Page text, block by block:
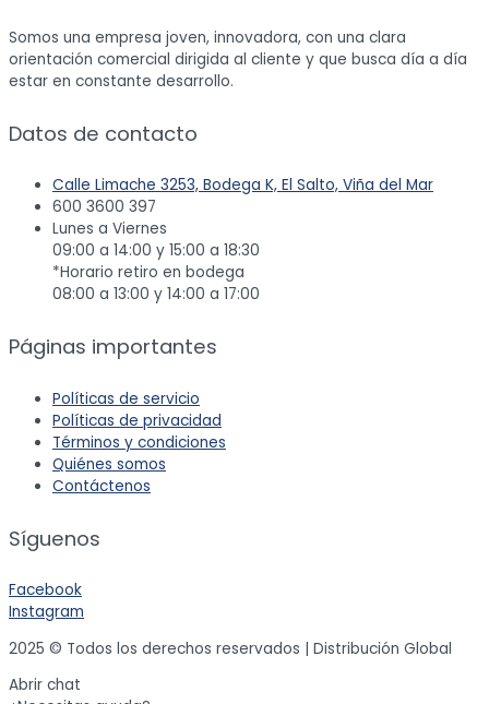
Somos una empresa joven, innovadora, con una clara
orientación comercial dirigida al cliente y que busca día a día
estar en constante desarrollo.
Datos de contacto
Calle Limache 3253, Bodega K, El Salto, Viña del Mar
600 3600 397
Lunes a Viernes
09:00 a 14:00 y 15:00 a 18:30
*Horario retiro en bodega
08:00 a 13:00 y 14:00 a 17:00
Páginas importantes
Políticas de servicio
Políticas de privacidad
Términos y condiciones
Quiénes somos
Contáctenos
Síguenos
Facebook
Instagram
2025 © Todos los derechos reservados | Distribución Global
Abrir chat